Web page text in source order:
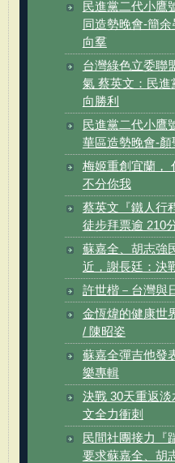
民進黨二代小鷹
同造勢晚會-簡余
向羣
台灣綠色立委聯
氣 蔡英文：民進
向勝利
民進黨二代小鷹
華區造勢晚會-顏
梅姬重創宜蘭，
不分你我
蔡英文『鐵人行
徒步拜票逾 210
蘇嘉全、胡志強
近，謝長廷：決
許世楷－台灣與
金恆煒的健康世
/ 陳昭姿
蘇嘉全彈吉他發
樂專輯
決戰 30天重返淡
文全力衝刺
民間社團接力『
要求蘇嘉全、胡